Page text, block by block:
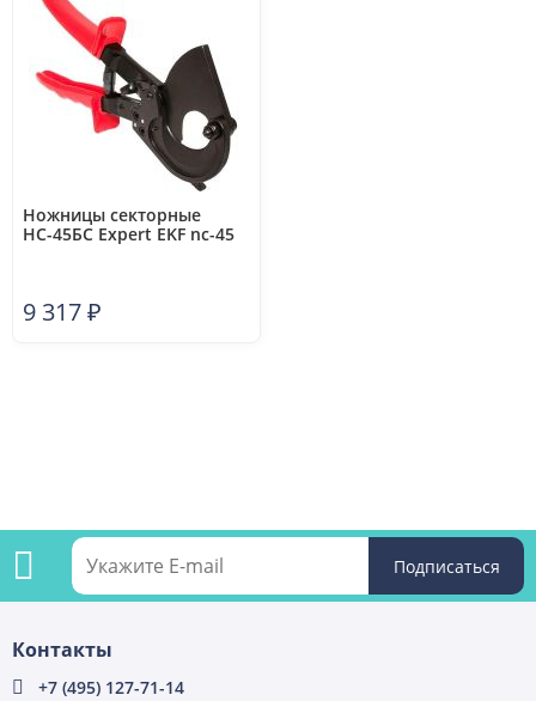
Ножницы секторные
НС-45БС Expert EKF nc-45
9 317₽
Контакты
+7 (495) 127-71-14